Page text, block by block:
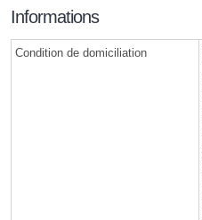
Informations
Condition de domiciliation